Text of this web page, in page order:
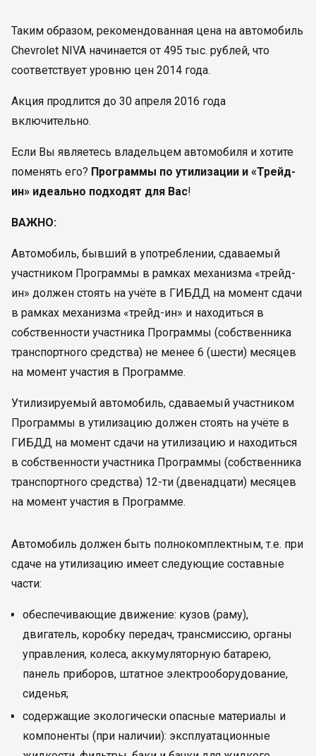
Таким образом, рекомендованная цена на автомобиль
Chevrolet NIVA начинается от 495 тыс. рублей, что
соответствует уровню цен 2014 года.
Акция продлится до 30 апреля 2016 года
включительно.
Если Вы являетесь владельцем автомобиля и хотите
поменять его? Программы по утилизации и «Трейд-
ин» идеально подходят для Вас!
ВАЖНО:
Автомобиль, бывший в употреблении, сдаваемый
участником Программы в рамках механизма «трейд-
ин» должен стоять на учёте в ГИБДД на момент сдачи
в рамках механизма «трейд-ин» и находиться в
собственности участника Программы (собственника
транспортного средства) не менее 6 (шести) месяцев
на момент участия в Программе.
Утилизируемый автомобиль, сдаваемый участником
Программы в утилизацию должен стоять на учёте в
ГИБДД на момент сдачи на утилизацию и находиться
в собственности участника Программы (собственника
транспортного средства) 12-ти (двенадцати) месяцев
на момент участия в Программе.
Автомобиль должен быть полнокомплектным, т.е. при
сдаче на утилизацию имеет следующие составные
части:
обеспечивающие движение: кузов (раму),
двигатель, коробку передач, трансмиссию, органы
управления, колеса, аккумуляторную батарею,
панель приборов, штатное электрооборудование,
сиденья;
содержащие экологически опасные материалы и
компоненты (при наличии): эксплуатационные